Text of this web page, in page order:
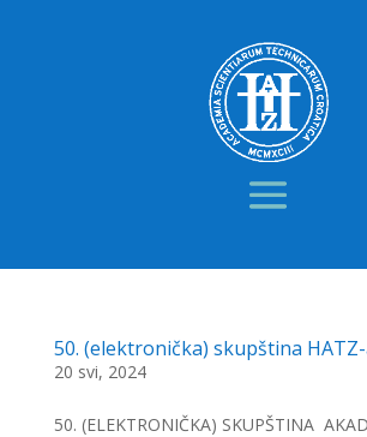
50. (elektronička) skupština
20 svi, 2024
50. (ELEKTRONIČKA) SKUPŠTINA